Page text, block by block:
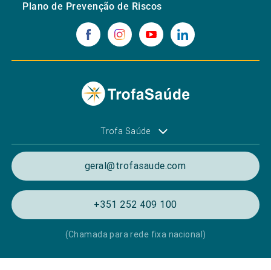
Plano de Prevenção de Riscos
Trofa Saúde
geral@trofasaude.com
+351 252 409 100
(Chamada para rede fixa nacional)